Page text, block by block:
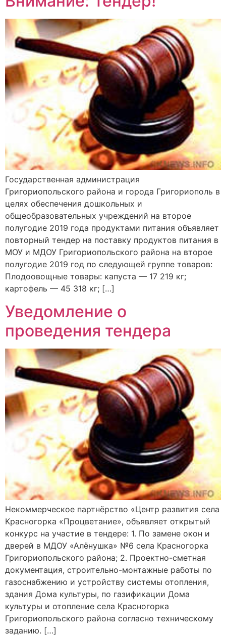
Государственная администрация
Григориопольского района и города Григориополь в
целях обеспечения дошкольных и
общеобразовательных учреждений на второе
полугодие 2019 года продуктами питания объявляет
повторный тендер на поставку продуктов питания в
МОУ и МДОУ Григориопольского района на второе
полугодие 2019 год по следующей группе товаров:
Плодоовощные товары: капуста — 17 219 кг;
картофель — 45 318 кг; […]
Уведомление о
проведения тендера
Некоммерческое партнёрство «Центр развития села
Красногорка «Процветание», объявляет открытый
конкурс на участие в тендере: 1. По замене окон и
дверей в МДОУ «Алёнушка» №6 села Красногорка
Григориопольского района; 2. Проектно-сметная
документация, строительно-монтажные работы по
газоснабжению и устройству системы отопления,
здания Дома культуры, по газификации Дома
культуры и отопление села Красногорка
Григориопольского района согласно техническому
заданию. […]